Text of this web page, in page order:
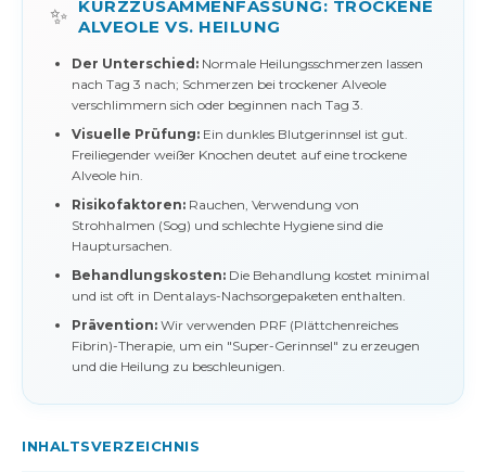
✨ KURZZUSAMMENFASSUNG: TROCKENE
ALVEOLE VS. HEILUNG
Der Unterschied: Normale Heilungsschmerzen lassen
nach Tag 3 nach; Schmerzen bei trockener Alveole
verschlimmern sich oder beginnen nach Tag 3.
Visuelle Prüfung: Ein dunkles Blutgerinnsel ist gut.
Freiliegender weißer Knochen deutet auf eine trockene
Alveole hin.
Risikofaktoren: Rauchen, Verwendung von
Strohhalmen (Sog) und schlechte Hygiene sind die
Hauptursachen.
Behandlungskosten: Die Behandlung kostet minimal
und ist oft in Dentalays-Nachsorgepaketen enthalten.
Prävention: Wir verwenden PRF (Plättchenreiches
Fibrin)-Therapie, um ein "Super-Gerinnsel" zu erzeugen
und die Heilung zu beschleunigen.
INHALTSVERZEICHNIS